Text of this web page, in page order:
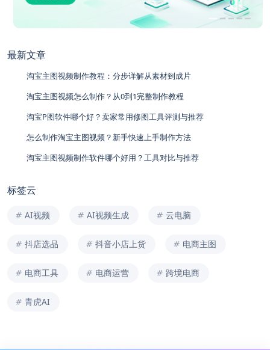
最新文章
淘宝主图视频制作教程：分步详解从素材到成片
淘宝主图视频怎么制作？从0到1完整制作教程
淘宝P图软件哪个好？卖家常用修图工具评测与推荐
怎么制作淘宝主图视频？新手快速上手制作方法
淘宝主图视频制作软件哪个好用？工具对比与推荐
标签云
AI视频 AI视频生成 云电脑
抖店选品 抖音小店上货 电商主图
电商工具 电商运营 跨境电商
青虎AI